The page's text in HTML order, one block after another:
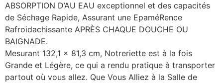
ABSORPTION D’AU EAU exceptionnel et des capacités
de Séchage Rapide, Assurant une EpaméRence
Rafroidachissante APRÈS CHAQUE DOUCHE OU
BAIGNADE.
Mesurant 132,1 x 81,3 cm, Notreriette est à la fois
Grande et Légère, ce qui a rendu pratique à transporter
partout où vous allez. Que Vous Alliez à la Salle de